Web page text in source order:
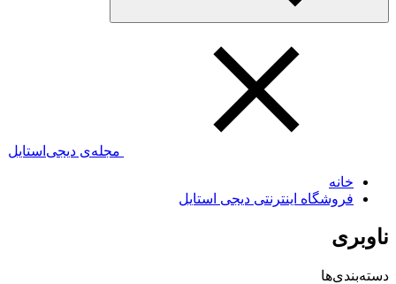
مجله‌ی دیجی‌استایل
خانه
فروشگاه اینترنتی دیجی استایل
ناوبری
دسته‌بندی‌ها